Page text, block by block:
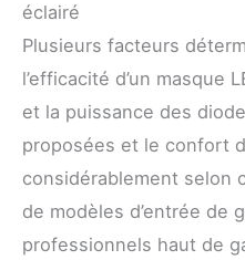
éclairé
Plusieurs facteurs
l’efficacité d’un masque
et la puissance des
proposées et le confort
considérablement selon
de modèles d’entrée de
professionnels haut de